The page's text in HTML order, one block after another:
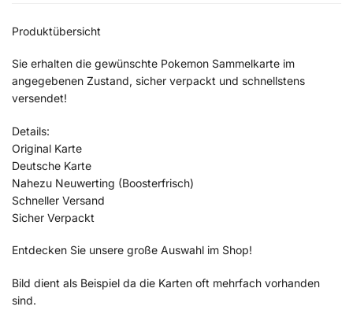
Produktübersicht
Sie erhalten die gewünschte Pokemon Sammelkarte im
angegebenen Zustand, sicher verpackt und schnellstens
versendet!
Details:
Original Karte
Deutsche Karte
Nahezu Neuwerting (Boosterfrisch)
Schneller Versand
Sicher Verpackt
Entdecken Sie unsere große Auswahl im Shop!
Bild dient als Beispiel da die Karten oft mehrfach vorhanden
sind.